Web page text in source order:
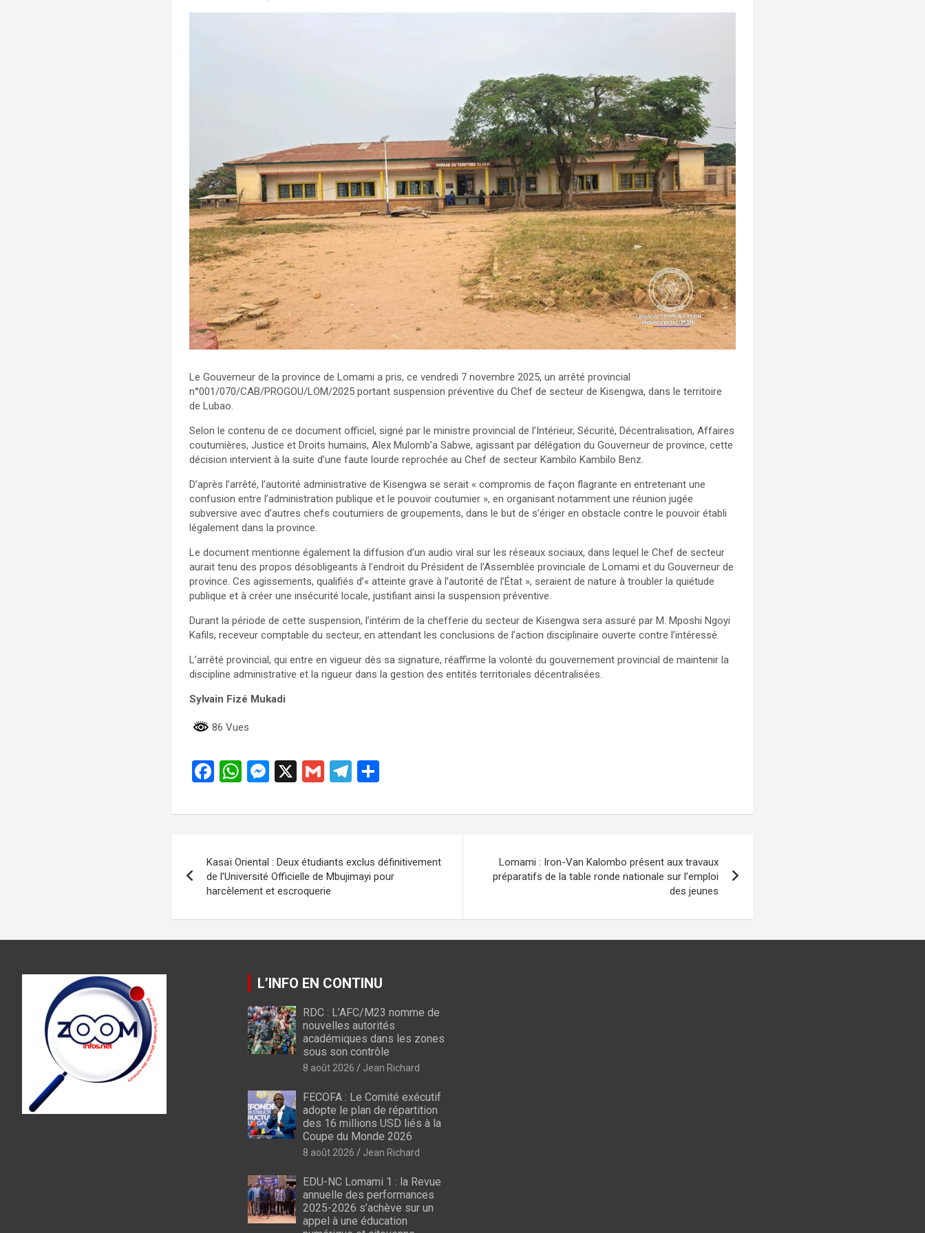
Le Gouverneur de la province de Lomami a pris, ce vendredi 7 novembre 2025, un arrêté provincial
n°001/070/CAB/PROGOU/LOM/2025 portant suspension préventive du Chef de secteur de Kisengwa, dans le territoire
de Lubao.
Selon le contenu de ce document officiel, signé par le ministre provincial de l’Intérieur, Sécurité, Décentralisation, Affaires
coutumières, Justice et Droits humains, Alex Mulomb’a Sabwe, agissant par délégation du Gouverneur de province, cette
décision intervient à la suite d’une faute lourde reprochée au Chef de secteur Kambilo Kambilo Benz.
D’après l’arrêté, l’autorité administrative de Kisengwa se serait « compromis de façon flagrante en entretenant une
confusion entre l’administration publique et le pouvoir coutumier », en organisant notamment une réunion jugée
subversive avec d’autres chefs coutumiers de groupements, dans le but de s’ériger en obstacle contre le pouvoir établi
légalement dans la province.
Le document mentionne également la diffusion d’un audio viral sur les réseaux sociaux, dans lequel le Chef de secteur
aurait tenu des propos désobligeants à l’endroit du Président de l’Assemblée provinciale de Lomami et du Gouverneur de
province. Ces agissements, qualifiés d’« atteinte grave à l’autorité de l’État », seraient de nature à troubler la quiétude
publique et à créer une insécurité locale, justifiant ainsi la suspension préventive.
Durant la période de cette suspension, l’intérim de la chefferie du secteur de Kisengwa sera assuré par M. Mposhi Ngoyi
Kafils, receveur comptable du secteur, en attendant les conclusions de l’action disciplinaire ouverte contre l’intéressé.
L’arrêté provincial, qui entre en vigueur dès sa signature, réaffirme la volonté du gouvernement provincial de maintenir la
discipline administrative et la rigueur dans la gestion des entités territoriales décentralisées.
Sylvain Fizé Mukadi
86 Vues
F
ce
o
o
k
W
at
A
p
p
M
se
g
er
X
G
ail
T
e
a
m
ta
er
de
Kasaï Oriental : Deux étudiants exclus définitivement
de l’Université Officielle de Mbujimayi pour
harcèlement et escroquerie
Lomami : Iron-Van Kalombo présent aux travaux
préparatifs de la table ronde nationale sur l’emploi
des jeunes
L’INFO EN CONTINU
RDC : L’AFC/M23 nomme de
nouvelles autorités
académiques dans les zones
sous son contrôle
8 août 2026 Jean Richard
FECOFA : Le Comité exécutif
adopte le plan de répartition
des 16 millions USD liés à la
Coupe du Monde 2026
8 août 2026 Jean Richard
EDU-NC Lomami 1 : la Revue
annuelle des performances
2025-2026 s’achève sur un
appel à une éducation